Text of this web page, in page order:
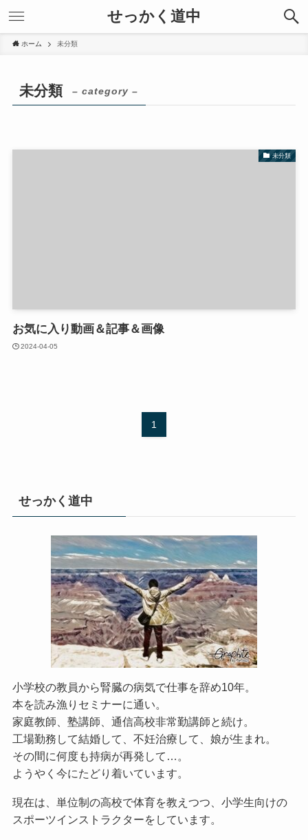
せっかく道中
ホーム 未分類
未分類 – category –
未分類
お気に入り動画＆記事＆画像
2024-04-05
1
せっかく道中
小学校の教員から腎臓の病気で仕事を辞め10年。
本を読み漁りセミナーに通い。
家庭教師、塾講師、通信高校非常勤講師と続け。
工場勤務して結婚して、不妊治療して、娘が生まれ。
その間に何度も持病が再発して…。
ようやく今にたどり着いています。
現在は、単位制の高校で体育を教えつつ、小学生向けの
スポーツインストラクターをしています。